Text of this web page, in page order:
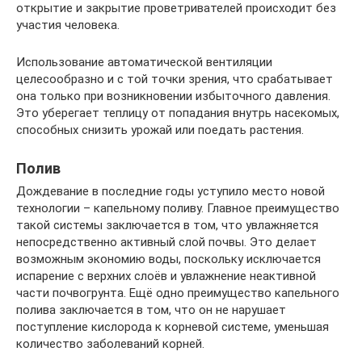
открытие и закрытие проветривателей происходит без
участия человека.
Использование автоматической вентиляции
целесообразно и с той точки зрения, что срабатывает
она только при возникновении избыточного давления.
Это уберегает теплицу от попадания внутрь насекомых,
способных снизить урожай или поедать растения.
Полив
Дождевание в последние годы уступило место новой
технологии – капельному поливу. Главное преимущество
такой системы заключается в том, что увлажняется
непосредственно активный слой почвы. Это делает
возможным экономию воды, поскольку исключается
испарение с верхних слоёв и увлажнение неактивной
части почвогрунта. Ещё одно преимущество капельного
полива заключается в том, что он не нарушает
поступление кислорода к корневой системе, уменьшая
количество заболеваний корней.